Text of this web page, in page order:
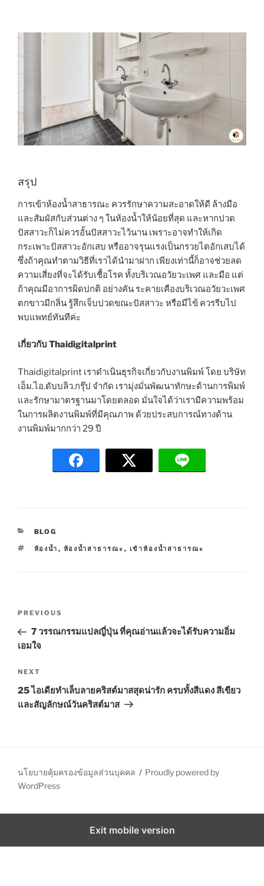
สรุป
การเข้าห้องน้ำสาธารณะ ควรรักษาความสะอาดให้ดี ล้างมือ
และสัมผัสกับส่วนต่าง ๆ ในห้องน้ำให้น้อยที่สุด และหากปวด
ปัสสาวะก็ไม่ควรอั้นปัสสาวะไว้นาน เพราะอาจทำให้เกิด
กระเพาะปัสสาวะอักเสบ หรืออาจรุนแรงเป็นกรวยไตอักเสบได้
ซึ่งถ้าคุณทำตามวิธีที่เราได้นำมาฝาก เพียงเท่านี้ก็อาจช่วยลด
ความเสี่ยงที่จะได้รับเชื้อโรค ทั้งบริเวณอวัยวะเพศ และมือ แต่
ถ้าคุณมีอาการผิดปกติ อย่างคัน ระคายเคืองบริเวณอวัยวะเพศ
ตกขาวมีกลิ่น รู้สึกเจ็บปวดขณะปัสสาวะ หรือมีไข้ ควรรีบไป
พบแพทย์ทันทีค่ะ
เกี่ยวกับ Thaidigitalprint
Thaidigitalprint เราดำเนินธุรกิจเกี่ยวกับงานพิมพ์ โดย บริษัท
เอ็ม.ไอ.ดับบลิว.กรุ๊ป จำกัด เรามุ่งมั่นพัฒนาทักษะด้านการพิมพ์
และรักษามาตรฐานมาโดยตลอด มั่นใจได้ว่าเรามีความพร้อม
ในการผลิตงานพิมพ์ที่มีคุณภาพ ด้วยประสบการณ์ทางด้าน
งานพิมพ์มากกว่า 29 ปี
C
T
E
S
BLOG
T
ห้องน้ำ , ห้องน้ำสาธารณะ , เข้าห้องน้ำสาธารณะ
s
n
a
v
t
i
P
r
e
i
o
t
PREVIOUS
7 วรรณกรรมแปลญี่ปุ่น ที่คุณอ่านแล้วจะได้รับความอิ่ม
เอมใจ
N
e
x
t
NEXT
25 ไอเดียทำเล็บลายคริสต์มาสสุดน่ารัก ครบทั้งสีแดง สีเขียว
และสัญลักษณ์วันคริสต์มาส
นโยบายคุ้มครองข้อมูลส่วนบุคคล
Proudly powered by
WordPress
Exit mobile version